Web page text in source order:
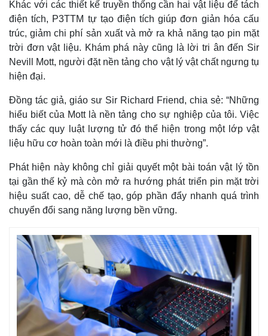
Khác với các thiết kế truyền thống cần hai vật liệu để tách
điện tích, P3TTM tự tạo điện tích giúp đơn giản hóa cấu
trúc, giảm chi phí sản xuất và mở ra khả năng tạo pin mặt
trời đơn vật liệu. Khám phá này cũng là lời tri ân đến Sir
Nevill Mott, người đặt nền tảng cho vật lý vật chất ngưng tụ
hiện đại.
Đồng tác giả, giáo sư Sir Richard Friend, chia sẻ: “Những
hiểu biết của Mott là nền tảng cho sự nghiệp của tôi. Việc
thấy các quy luật lượng tử đó thể hiện trong một lớp vật
liệu hữu cơ hoàn toàn mới là điều phi thường”.
Phát hiện này không chỉ giải quyết một bài toán vật lý tồn
tại gần thế kỷ mà còn mở ra hướng phát triển pin mặt trời
hiệu suất cao, dễ chế tạo, góp phần đẩy nhanh quá trình
chuyển đổi sang năng lượng bền vững.